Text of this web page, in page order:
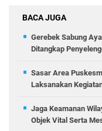
BACA JUGA
Gerebek Sabung
Ditangkap
Sasar Area
Laksanakan
Jaga Keamanan
Objek Vital Serta